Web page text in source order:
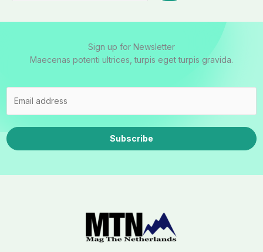
Sign up for Newsletter
Maecenas potenti ultrices, turpis eget turpis gravida.
Subscribe